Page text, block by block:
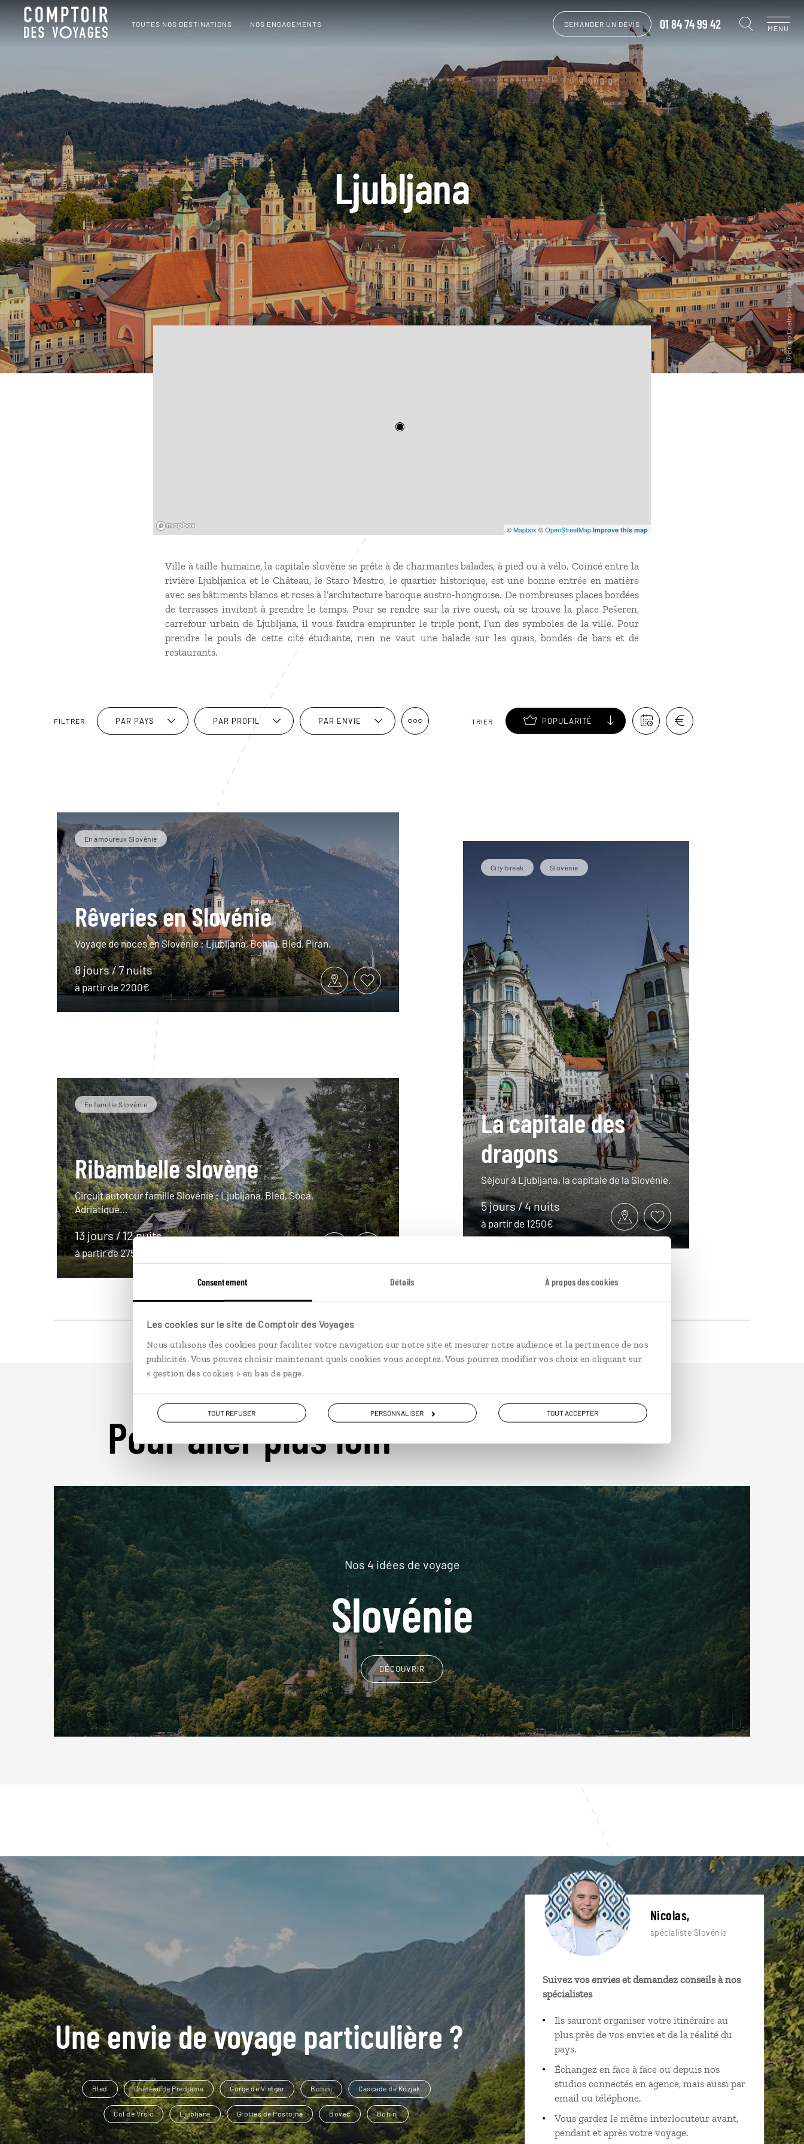
Consentement Détails À propos des cookies
Les cookies sur le site de Comptoir des Voyages
Nous utilisons des cookies pour faciliter votre navigation sur notre site et mesurer notre audience et la pertinence de nos
publicités. Vous pouvez choisir maintenant quels cookies vous acceptez. Vous pourrez modifier vos choix en cliquant sur
« gestion des cookies » en bas de page.
TOUT REFUSER PERSONNALISER TOUT ACCEPTER
TOUTES NOS DESTINATIONS NOS ENGAGEMENTS DEMANDER UN DEVIS 01 84 74 99 42 MENU
Ljubljana
©Mapbox ©OpenStreetMap Improve this map
Ville à taille humaine, la capitale slovène se prête à de charmantes balades, à pied ou à vélo. Coincé entre la
rivière Ljubljanica et le Château, le Staro Mestro, le quartier historique, est une bonne entrée en matière
avec ses bâtiments blancs et roses à l’architecture baroque austro-hongroise. De nombreuses places bordées
de terrasses invitent à prendre le temps. Pour se rendre sur la rive ouest, où se trouve la place Pešeren,
carrefour urbain de Ljubljana, il vous faudra emprunter le triple pont, l’un des symboles de la ville. Pour
prendre le pouls de cette cité étudiante, rien ne vaut une balade sur les quais, bondés de bars et de
restaurants.
FILTRER PAR PAYS PAR PROFIL PAR ENVIE TRIER POPULARITÉ
En amoureux Slovénie
Rêveries en Slovénie
Voyage de noces en Slovénie : Ljubljana, Bohinj, Bled, Piran.
8 jours / 7 nuits
à partir de 2200€
En famille Slovénie
Ribambelle slovène
Circuit autotour famille Slovénie : Ljubljana, Bled, Soca,
Adriatique…
13 jours / 12 nuits
à partir de 2750€
City break Slovénie
La capitale des
dragons
Séjour à Ljubljana, la capitale de la Slovénie.
5 jours / 4 nuits
à partir de 1250€
Pour aller plus loin
Nos 4 idées de voyage
Slovénie
DÉCOUVRIR
Une envie de voyage particulière ?
Bled Château de Predjama Gorge de Vintgar Bohinj Cascade de Kozjak
Col de Vrsic Ljubljana Grottes de Postojna Bovec Bohinj
Nicolas,
spécialiste Slovénie
Suivez vos envies et demandez conseils à nos
spécialistes
Ils sauront organiser votre itinéraire au
plus près de vos envies et de la réalité du
pays.
Échangez en face à face ou depuis nos
studios connectés en agence, mais aussi par
email ou téléphone.
Vous gardez le même interlocuteur avant,
pendant et après votre voyage.